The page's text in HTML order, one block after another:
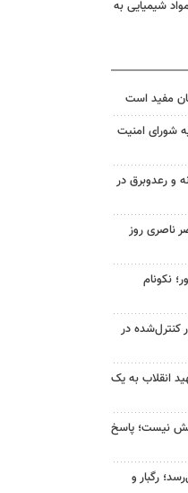
شیمیایی به
مفید است
شورای امنیت
و رعدوبرق در
ناصری روز
نکونام
کنترل‌شده در
انقلاب به یک
نیست؛ پاسخ
رگبار و